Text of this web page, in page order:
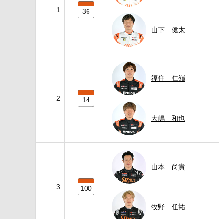
1 36
山下 健太
2 14
福住 仁嶺
大嶋 和也
3 100
山本 尚貴
牧野 任祐